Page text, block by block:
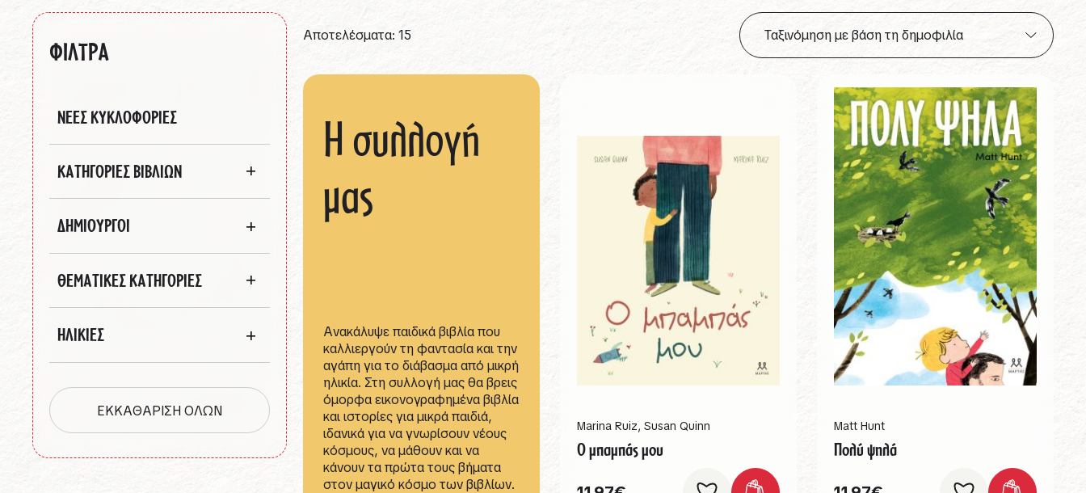
ΦΙΛΤΡΑ
ΝΕΕΣ ΚΥΚΛΟΦΟΡΙΕΣ
ΚΑΤΗΓΟΡΙΕΣ ΒΙΒΛΙΩΝ
ΔΗΜΙΟΥΡΓΟΙ
ΘΕΜΑΤΙΚΕΣ ΚΑΤΗΓΟΡΙΕΣ
ΗΛΙΚΙΕΣ
ΕΚΚΑΘΑΡΙΣΗ ΟΛΩΝ
Αποτελέσματα: 15
Η συλλογή
μας
Ανακάλυψε παιδικά βιβλία που
καλλιεργούν τη φαντασία και την
αγάπη για το διάβασμα από μικρή
ηλικία. Στη συλλογή μας θα βρεις
όμορφα εικονογραφημένα βιβλία
και ιστορίες για μικρά παιδιά,
ιδανικά για να γνωρίσουν νέους
κόσμους, να μάθουν και να
κάνουν τα πρώτα τους βήματα
στον μαγικό κόσμο των βιβλίων.
Marina Ruiz, Susan Quinn
Ο μπαμπάς μου
Matt Hunt
Πολύ ψηλά